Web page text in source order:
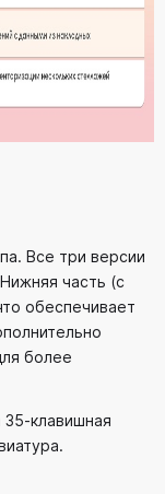
Все три версии
часть (с
обеспечивает
более
клавишная